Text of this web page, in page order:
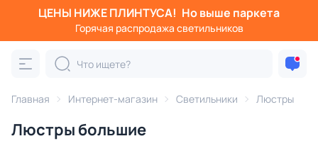
ЦЕНЫ НИЖЕ ПЛИНТУСА! Но выше паркета
Горячая распродажа светильников
Главная Интернет-магазин Светильники Люстры
Люстры большие
Фильтры
Категория:
подвесные потолочные